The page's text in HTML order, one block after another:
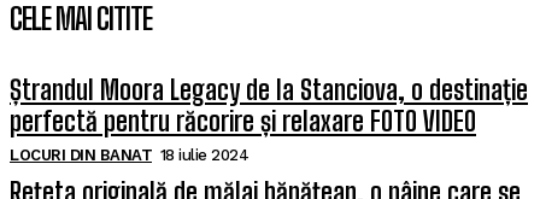
CELE MAI CITITE
Ștrandul Moora Legacy de la Stanciova, o destinație
perfectă pentru răcorire și relaxare FOTO VIDEO
LOCURI DIN BANAT 18 iulie 2024